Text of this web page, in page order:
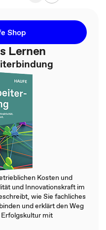
Shop
Lernen
Kosten und
und Innovationskraft im
wie Sie fachliches
und erklärt den Weg
mit